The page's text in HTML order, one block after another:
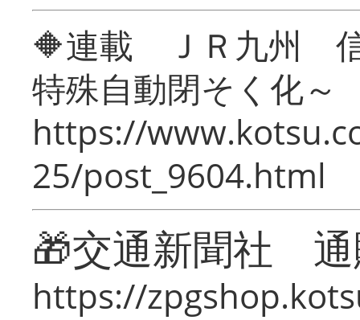
🔶連載 ＪＲ九州 信
特殊自動閉そく化～
https://
25/post_9604.html
🎁交通新聞社
https://